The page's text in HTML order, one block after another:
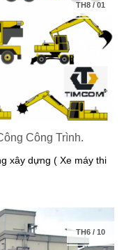
TH8/01
Công Trình.
xây dựng ( Xe máy thi
TH6/ 10